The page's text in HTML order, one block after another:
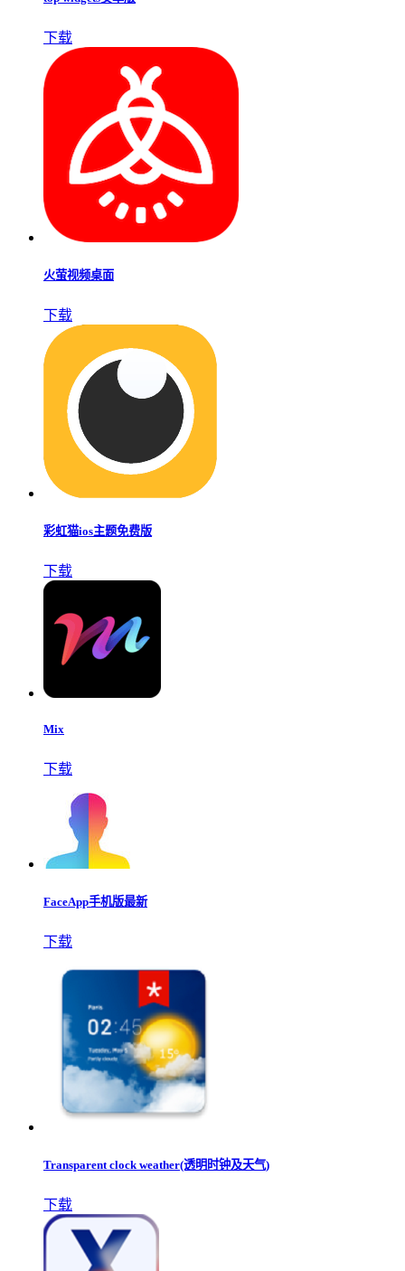
下载
火萤视频桌面
下载
彩虹猫ios主题免费版
下载
Mix
下载
FaceApp手机版最新
下载
Transparent clock weather(透明时钟及天气)
下载